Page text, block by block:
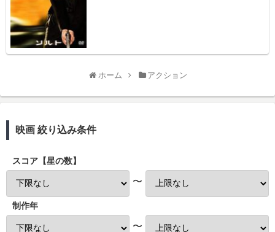
ホーム アクション
映画 絞り込み条件
スコア【星の数】
〜
制作年
〜